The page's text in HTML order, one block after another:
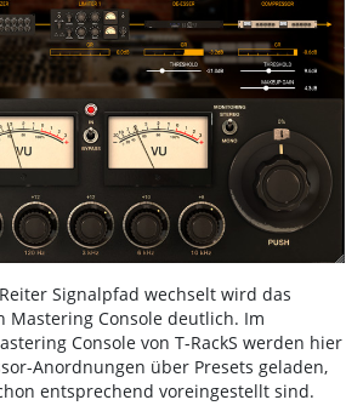
Signalpfad wechselt wird das
Mastering Console deutlich. Im
Console von T-RackS werden hier
Anordnungen über Presets geladen,
entsprechend voreingestellt sind.